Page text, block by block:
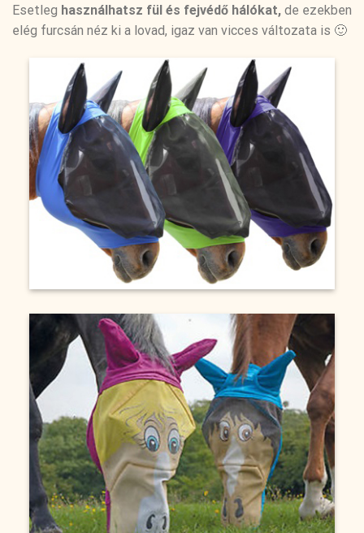
Esetleg használhatsz fül és fejvédő hálókat, de ezekben
elég furcsán néz ki a lovad, igaz van vicces változata is 🙂